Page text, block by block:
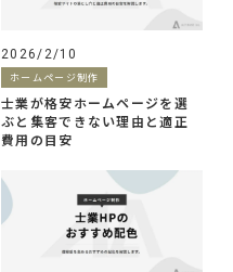
2026/2/10
ホームページ制作
士業が格安ホームページを選
ぶと集客できない理由と適正
費用の目安